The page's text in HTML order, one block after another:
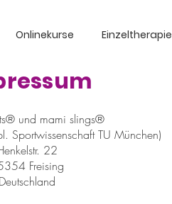
Onlinekurse Einzeltherapie
und mami slings®
Sportwissenschaft TU München)
22
Freising
Deutschland